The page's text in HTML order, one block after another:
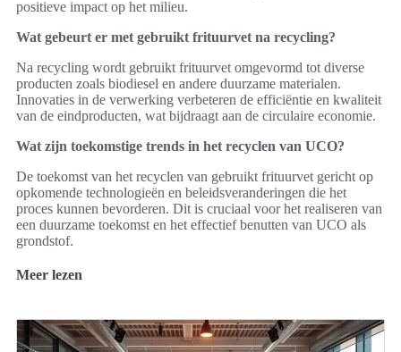
positieve impact op het milieu.
Wat gebeurt er met gebruikt frituurvet na recycling?
Na recycling wordt gebruikt frituurvet omgevormd tot diverse
producten zoals biodiesel en andere duurzame materialen.
Innovaties in de verwerking verbeteren de efficiëntie en kwaliteit
van de eindproducten, wat bijdraagt aan de circulaire economie.
Wat zijn toekomstige trends in het recyclen van UCO?
De toekomst van het recyclen van gebruikt frituurvet gericht op
opkomende technologieën en beleidsveranderingen die het
proces kunnen bevorderen. Dit is cruciaal voor het realiseren van
een duurzame toekomst en het effectief benutten van UCO als
grondstof.
Meer lezen